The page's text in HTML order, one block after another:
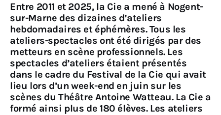
Entre 2011 et 2025, la Cie a mené à Nogent-
sur-Marne des dizaines d’ateliers
hebdomadaires et éphémères. Tous les
ateliers-spectacles ont été dirigés par des
metteurs en scène professionnels. Les
spectacles d’ateliers étaient présentés
dans le cadre du Festival de la Cie qui avait
lieu lors d’un week-end en juin sur les
scènes du Théâtre Antoine Watteau. La Cie a
formé ainsi plus de 180 élèves. Les ateliers